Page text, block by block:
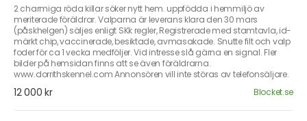
2 charmiga röda killar söker nytt hem. uppfödda i hemmiljö av
meriterade föräldrar. Valparna är leverans klara den 30 mars
(påskhelgen) säljes enligt SKk regler, Registrerade med stamtavla, id-
märkt chip, vaccinerade, besiktade, avmasakade. Snutte filt och valp
foder för ca 1 vecka medföljer. Vid intresse slå gärna en signal. Fler
bilder på hemsidan finns att se även föräldrarna.
www.dorrithskennel.com Annonsören vill inte störas av telefonsäljare.
12 000 kr Blocket.se